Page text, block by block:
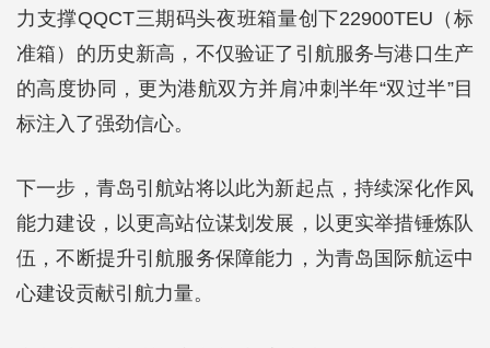
力支撑QQCT三期码头夜班箱量创下22900TEU（标
准箱）的历史新高，不仅验证了引航服务与港口生产
的高度协同，更为港航双方并肩冲刺半年“双过半”目
标注入了强劲信心。
下一步，青岛引航站将以此为新起点，持续深化作风
能力建设，以更高站位谋划发展，以更实举措锤炼队
伍，不断提升引航服务保障能力，为青岛国际航运中
心建设贡献引航力量。